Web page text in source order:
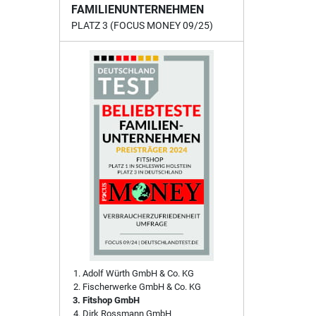
FAMILIENUNTERNEHMEN
PLATZ 3 (FOCUS MONEY 09/25)
Adolf Würth GmbH & Co. KG
Fischerwerke GmbH & Co. KG
Fitshop GmbH
Dirk Rossmann GmbH